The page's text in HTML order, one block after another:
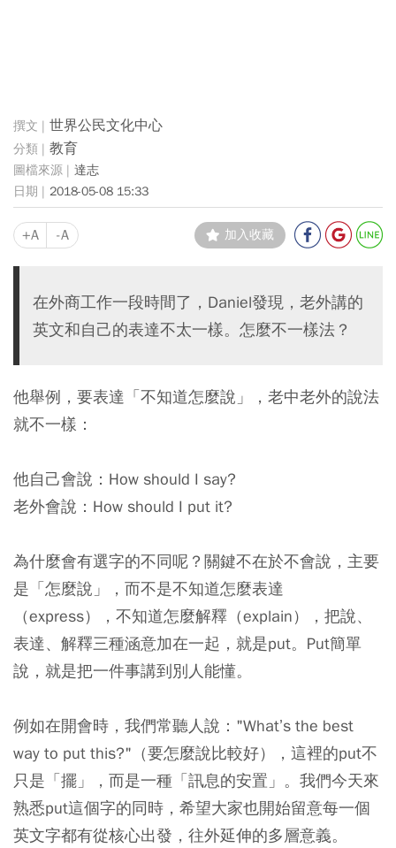
世界公民文化中心
教育
達志
2018-05-08 15:33
+A -A 加入收藏
在外商工作一段時間了，Daniel發現，老外講的
英文和自己的表達不太一樣。怎麼不一樣法？
他舉例，要表達「不知道怎麼說」，老中老外的說法
就不一樣：
他自己會說：How should I say?
老外會說：How should I put it?
為什麼會有選字的不同呢？關鍵不在於不會說，主要
是「怎麼說」，而不是不知道怎麼表達
（express），不知道怎麼解釋（explain），把說、
表達、解釋三種涵意加在一起，就是put。Put簡單
說，就是把一件事講到別人能懂。
例如在開會時，我們常聽人說："What’s the best
way to put this?"（要怎麼說比較好），這裡的put不
只是「擺」，而是一種「訊息的安置」。我們今天來
熟悉put這個字的同時，希望大家也開始留意每一個
英文字都有從核心出發，往外延伸的多層意義。